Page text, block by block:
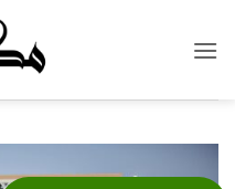
للمحتوى